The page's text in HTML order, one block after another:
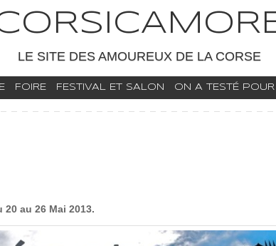
LE SITE DES AMOUREUX DE LA CORSE
FOIRE FESTIVAL ET SALON ON A TESTÉ POUR
au 26 Mai 2013.